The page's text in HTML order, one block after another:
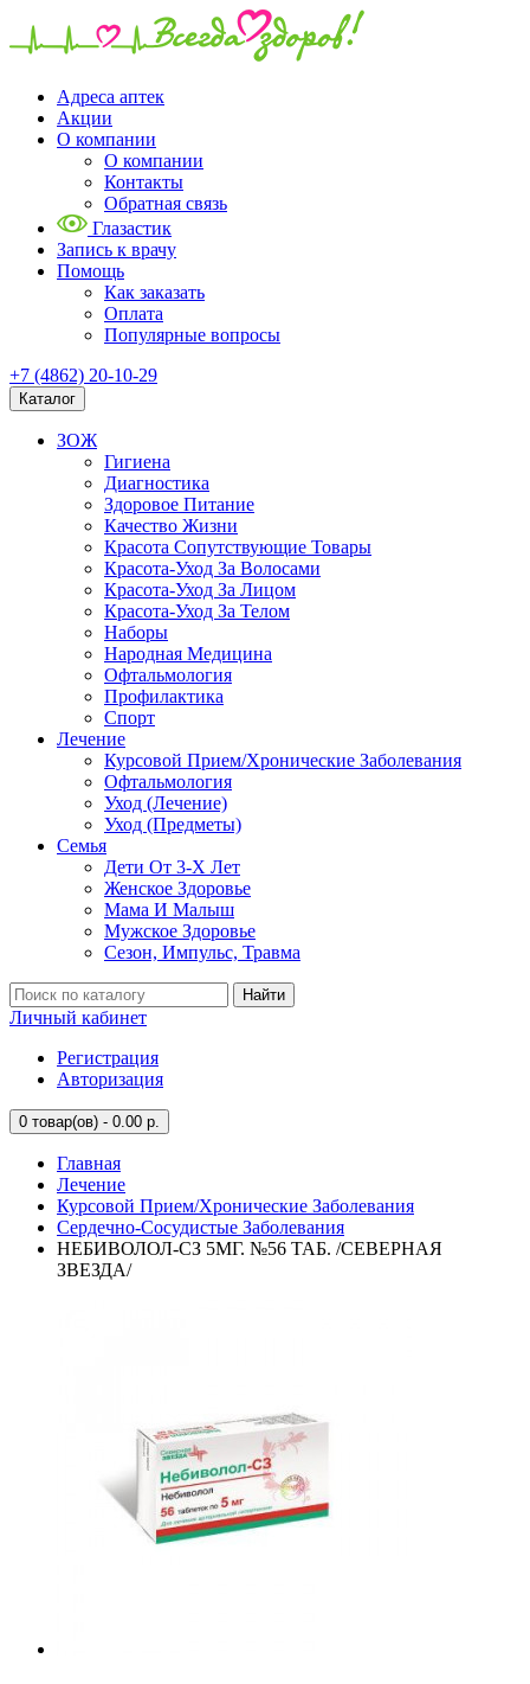
Адреса аптек
Акции
О компании
О компании
Контакты
Обратная связь
Глазастик
Запись к врачу
Помощь
Как заказать
Оплата
Популярные вопросы
+7 (4862) 20-10-29
Каталог
ЗОЖ
Гигиена
Диагностика
Здоровое Питание
Качество Жизни
Красота Сопутствующие Товары
Красота-Уход За Волосами
Красота-Уход За Лицом
Красота-Уход За Телом
Наборы
Народная Медицина
Офтальмология
Профилактика
Спорт
Лечение
Курсовой Прием/Хронические Заболевания
Офтальмология
Уход (Лечение)
Уход (Предметы)
Семья
Дети От 3-Х Лет
Женское Здоровье
Мама И Малыш
Мужское Здоровье
Сезон, Импульс, Травма
Найти
Личный кабинет
Регистрация
Авторизация
0 товар(ов) - 0.00 р.
Главная
Лечение
Курсовой Прием/Хронические Заболевания
Сердечно-Сосудистые Заболевания
НЕБИВОЛОЛ-СЗ 5МГ. №56 ТАБ. /СЕВЕРНАЯ
ЗВЕЗДА/